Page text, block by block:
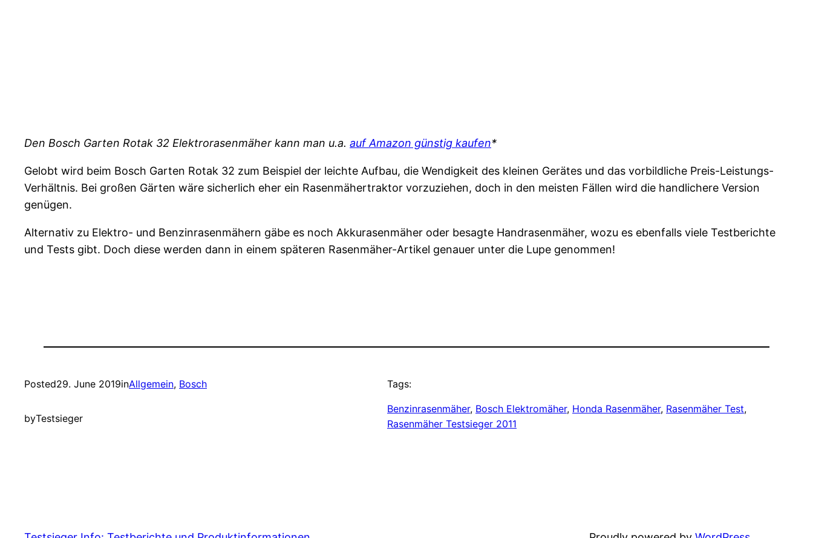
Den Bosch Garten Rotak 32 Elektrorasenmäher kann man u.a. auf Amazon günstig kaufen*
Gelobt wird beim Bosch Garten Rotak 32 zum Beispiel der leichte Aufbau, die Wendigkeit des kleinen Gerätes und das vorbildliche Preis-Leistungs-
Verhältnis. Bei großen Gärten wäre sicherlich eher ein Rasenmähertraktor vorzuziehen, doch in den meisten Fällen wird die handlichere Version
genügen.
Alternativ zu Elektro- und Benzinrasenmähern gäbe es noch Akkurasenmäher oder besagte Handrasenmäher, wozu es ebenfalls viele Testberichte
und Tests gibt. Doch diese werden dann in einem späteren Rasenmäher-Artikel genauer unter die Lupe genommen!
Posted29. June 2019inAllgemein, Bosch
byTestsieger
Tags:
Benzinrasenmäher, Bosch Elektromäher, Honda Rasenmäher, Rasenmäher Test
Rasenmäher Testsieger 2011